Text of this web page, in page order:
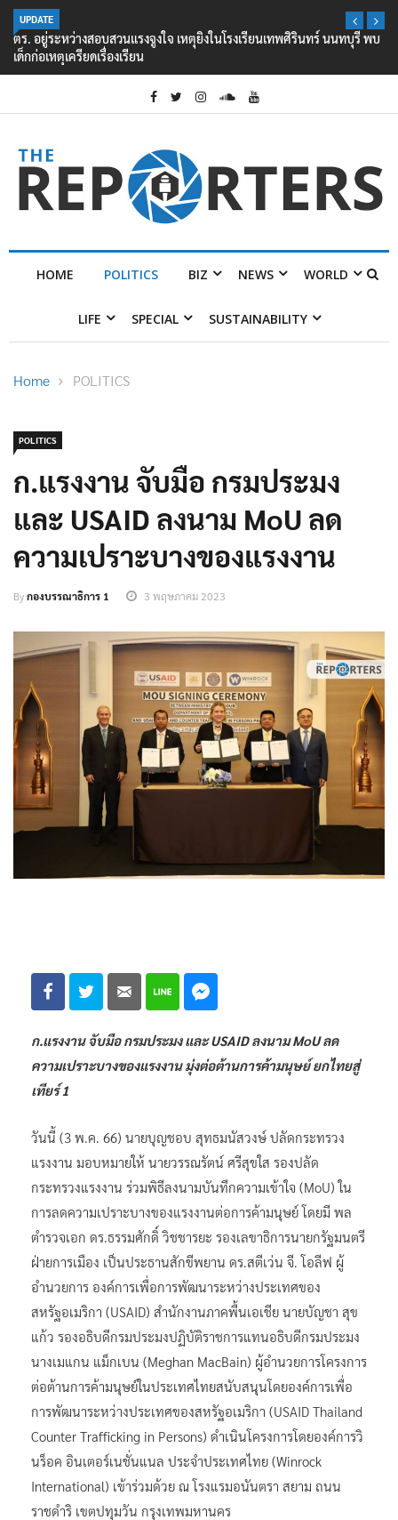
UPDATE
ตร. อยู่ระหว่างสอบสวนแรงจูงใจ เหตุยิงในโรงเรียนเทพศิรินทร์ นนทบุรี พบ
เด็กก่อเหตุเครียดเรื่องเรียน
HOME POLITICS BIZ NEWS WORLD
LIFE SPECIAL SUSTAINABILITY
Home POLITICS
POLITICS
ก.แรงงาน จับมือ กรมประมง
และ USAID ลงนาม MoU ลด
ความเปราะบางของแรงงาน
Byกองบรรณาธิการ 1 3 พฤษภาคม 2023
ก.แรงงาน จับมือ กรมประมง และ USAID ลงนาม MoU ลด
ความเปราะบางของแรงงาน มุ่งต่อต้านการค้ามนุษย์ ยกไทยสู่
เทียร์ 1
วันนี้ (3 พ.ค. 66) นายบุญชอบ สุทธมนัสวงษ์ ปลัดกระทรวง
แรงงาน มอบหมายให้ นายวรรณรัตน์ ศรีสุขใส รองปลัด
กระทรวงแรงงาน ร่วมพิธีลงนามบันทึกความเข้าใจ (MoU) ใน
การลดความเปราะบางของแรงงานต่อการค้ามนุษย์ โดยมี พล
ตำรวจเอก ดร.ธรรมศักดิ์ วิชชารยะ รองเลขาธิการนายกรัฐมนตรี
ฝ่ายการเมือง เป็นประธานสักขีพยาน ดร.สตีเว่น จี. โอลีฟ ผู้
อำนวยการ องค์การเพื่อการพัฒนาระหว่างประเทศของ
สหรัฐอเมริกา (USAID) สำนักงานภาคพื้นเอเชีย นายบัญชา สุข
แก้ว รองอธิบดีกรมประมงปฏิบัติราชการแทนอธิบดีกรมประมง
นางเมแกน แม็กเบน (Meghan MacBain) ผู้อำนวยการโครงการ
ต่อต้านการค้ามนุษย์ในประเทศไทยสนับสนุนโดยองค์การเพื่อ
การพัฒนาระหว่างประเทศของสหรัฐอเมริกา (USAID Thailand
Counter Trafficking in Persons) ดำเนินโครงการโดยองค์การวิ
นร็อค อินเตอร์เนชั่นแนล ประจำประเทศไทย (Winrock
International) เข้าร่วมด้วย ณ โรงแรมอนันตรา สยาม ถนน
ราชดำริ เขตปทุมวัน กรุงเทพมหานคร